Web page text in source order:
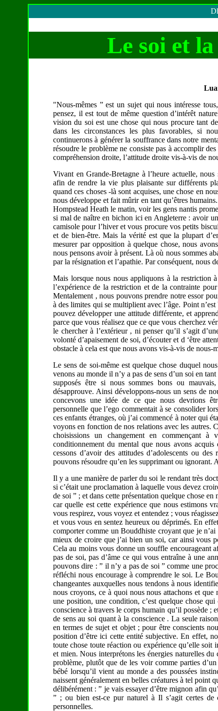
Le soi et
"Nous-mêmes ” est un sujet qui nous intéresse
pensez, il est tout de même question d’intérêt
vision du soi est une chose qui nous procure tant
dans les circonstances les plus favorables, si
continuerons à générer la souffrance dans notre
résoudre le problème ne consiste pas à accomplir
compréhension droite, l’attitude droite vis-à-vis de
Vivant en Grande-Bretagne à l’heure actuelle,
afin de rendre la vie plus plaisante sur différents
quand ces choses -là sont acquises, une chose en
nous développe et fait mûrir en tant qu’êtres
Hompstead Heath le matin, voir les gens nantis
si mal de naître en bichon ici en Angleterre : avoir
camisole pour l’hiver et vous procure vos petits
et de bien-être. Mais la vérité est que la plupart
mesurer par opposition à quelque chose, nous
nous pensons avoir à présent. Là où nous sommes
par la résignation et l’apathie. Par conséquent, nous
Mais lorsque nous nous appliquons à la restriction
l’expérience de la restriction et de la contrainte
Mentalement , nous pouvons prendre notre essor
à des limites qui se multiplient avec l’âge. Point
pouvez développer une attitude différente, et
parce que vous réalisez que ce que vous cherchez
le chercher à l’extérieur , ni penser qu’il s’agit
volonté d’apaisement de soi, d’écouter et d ‘être
obstacle à cela est que nous avons vis-à-vis de nous-
Le sens de soi-même est quelque chose duquel
venons au monde il n’y a pas de sens d’un soi en
supposés être si nous sommes bons ou
désapprouve. Ainsi développons-nous un sens de
concevons une idée de ce que nous devrions
personnelle que l’ego commentait à se consolider
ces enfants étranges, où j’ai commencé à noter qui
voyons en fonction de nos relations avec les autres.
choisissions un changement en commençant
conditionnement du mental que nous avons
cessons d’avoir des attitudes d’adolescents ou
pouvons résoudre qu’en les supprimant ou ignorant.
Il y a une manière de parler du soi le rendant très
si c’était une proclamation à laquelle vous devez
de soi ” ; et dans cette présentation quelque chose
car quelle est cette expérience que nous estimons
vous respirez, vous voyez et entendez ; vous
et vous vous en sentez heureux ou déprimés. En
comporter comme un Bouddhiste croyant que je
mieux de croire que j’ai bien un soi, car ainsi vous
Cela au moins vous donne un souffle encourageant
pas de soi, pas d’âme ce qui vous entraîne à une
pouvons dire : ” il n’y a pas de soi ” comme une
réfléchi nous encourage à comprendre le soi. Le
changeantes auxquelles nous tendons à nous
nous croyons, ce à quoi nous nous attachons et que
une position, une condition, c’est quelque chose
conscience à travers le corps humain qu’il possède ;
de sens au soi quant à la conscience . La seule
en termes de sujet et objet ; pour être conscients
position d’être ici cette entité subjective. En effet,
toute chose toute réaction ou expérience qu’elle soit
et mien. Nous interprétons les énergies naturelles
problème, plutôt que de les voir comme parties
bébé lorsqu’il vient au monde a des poussées
naissent généralement en belles créatures à tel point
délibérément : ” je vais essayer d’être mignon afin
” ; ou bien est-ce pur naturel à Il s’agit certes de
personnelles.